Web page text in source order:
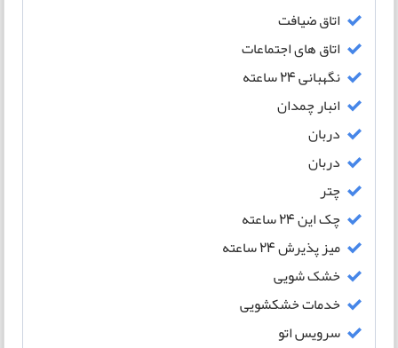
اتاق ضیافت
اتاق های اجتماعات
نگهبانی 24 ساعته
انبار چمدان
دربان
دربان
چتر
چک این 24 ساعته
میز پذیرش 24 ساعته
خشک شویی
خدمات خشکشویی
سرویس اتو